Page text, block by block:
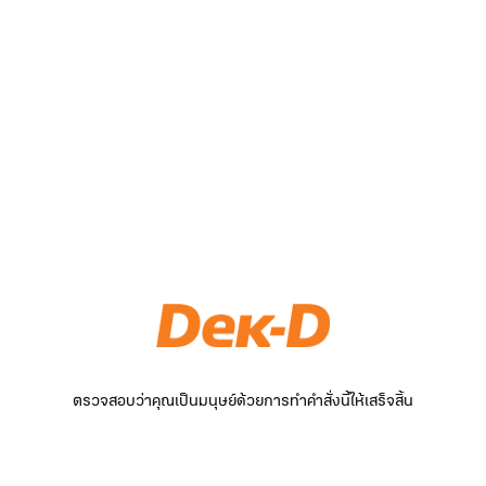
ตรวจสอบว่าคุณเป็นมนุษย์ด้วยการทำคำสั่งนี้ให้เสร็จสิ้น